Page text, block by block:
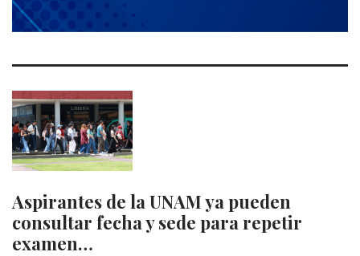
Aspirantes de la UNAM ya pueden
consultar fecha y sede para repetir
examen…